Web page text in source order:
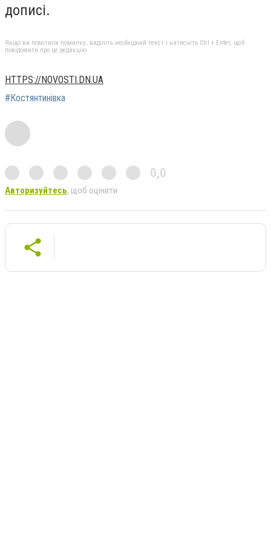
дописі.
Якщо ви помітили помилку, виділіть необхідний текст і натисніть Ctrl + Enter, щоб
повідомити про це редакцію
HTTPS://NOVOSTI.DN.UA
#Костянтинівка
0,0
Авторизуйтесь, щоб оцінити